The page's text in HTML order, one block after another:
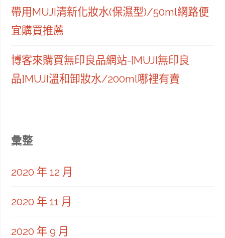
帶用MUJI清新化妝水(保濕型)/50ml網路便
宜購買推薦
博客來購買無印良品網站-[MUJI無印良
品]MUJI溫和卸妝水/200ml哪裡有賣
彙整
2020 年 12 月
2020 年 11 月
2020 年 9 月